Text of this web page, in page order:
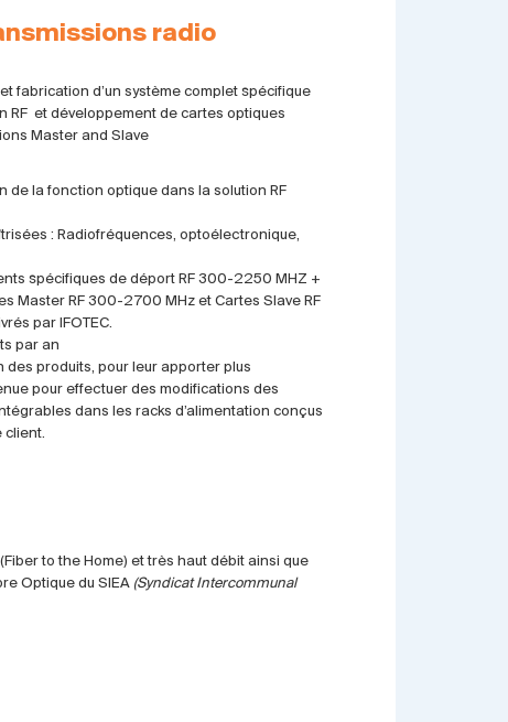
radio
fabrication d’un système complet spécifique
RF et développement de cartes optiques
Master and Slave
de la fonction optique dans la solution RF
: Radiofréquences, optoélectronique,
spécifiques de déport RF 300-2250 MHZ +
Master RF 300-2700 MHz et Cartes Slave RF
par IFOTEC.
par an
des produits, pour leur apporter plus
pour effectuer des modifications des
dans les racks d’alimentation conçus
client.
to the Home) et très haut débit ainsi que
Optique du SIEA (Syndicat Intercommunal